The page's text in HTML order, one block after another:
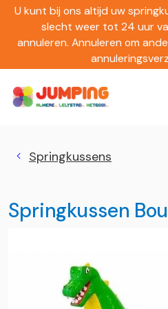
U kunt bij ons altijd uw
slecht weer tot 24 uur
annuleren. Annuleren om
Springkussens
Springkussen